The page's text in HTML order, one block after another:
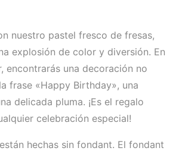
nuestro pastel fresco de fresas,
explosión de color y diversión. En
encontrarás una decoración no
frase «Happy Birthday», una
delicada pluma. ¡Es el regalo
celebración especial!
hechas sin fondant. El fondant